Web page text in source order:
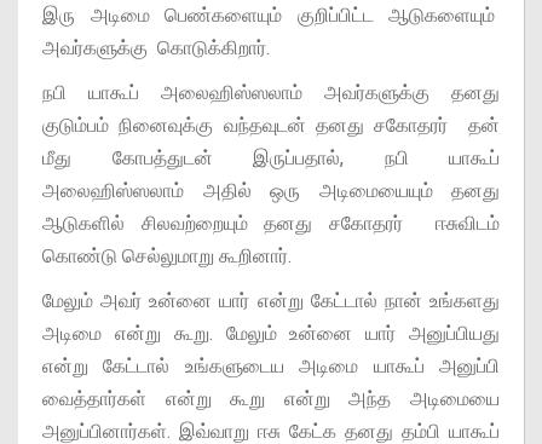
இரு அடிமை பெண்களையும் குறிப்பிட்ட ஆடுகளையும்
அவர்களுக்கு கொடுக்கிறார்.
நபி யாகூப் அலைஹிஸ்ஸலாம் அவர்களுக்கு தனது
குடும்பம் நினைவுக்கு வந்தவுடன் தனது சகோதரர் தன்
மீது கோபத்துடன் இருப்பதால், நபி யாகூப்
அலைஹிஸ்ஸலாம் அதில் ஒரு அடிமையையும் தனது
ஆடுகளில் சிலவற்றையும் தனது சகோதரர் ஈசுவிடம்
கொண்டு செல்லுமாறு கூறினார்.
மேலும் அவர் உன்னை யார் என்று கேட்டால் நான் உங்களது
அடிமை என்று கூறு. மேலும் உன்னை யார் அனுப்பியது
என்று கேட்டால் உங்களுடைய அடிமை யாகூப் அனுப்பி
வைத்தார்கள் என்று கூறு என்று அந்த அடிமையை
அனுப்பினார்கள். இவ்வாறு ஈசு கேட்க தனது தம்பி யாகூப்